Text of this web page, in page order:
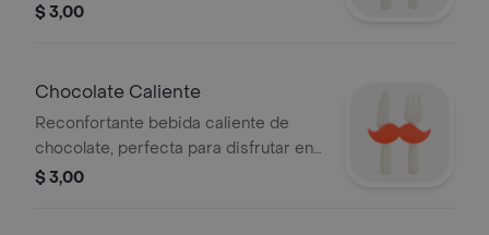
$ 3,00
Chocolate Caliente
Reconfortante bebida caliente de
chocolate, perfecta para disfrutar en
días fríos.
$ 3,00